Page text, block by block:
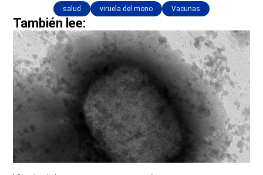
salud viruela del mono Vacunas
También lee: